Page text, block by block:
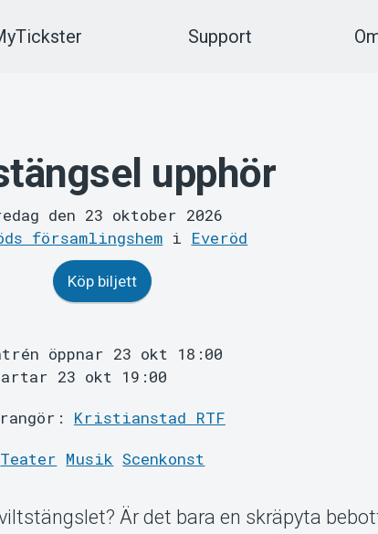
Support
upphör
den 23 oktober 2026
församlingshem i Everöd
Köp biljett
öppnar 23 okt 18:00
23 okt 19:00
Kristianstad RTF
Teater Musik Scenkonst
Är det bara en skräpyta